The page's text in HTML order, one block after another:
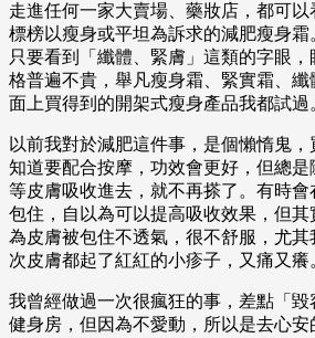
走進任何一家大賣場、藥妝店，都可
標榜以瘦身或平坦為訴求的減肥瘦身
只要看到「纖體、緊膚」這類的字眼
格普遍不貴，舉凡瘦身霜、緊實霜、
面上買得到的開架式瘦身產品我都試過
以前我對於減肥這件事，是個懶惰鬼
知道要配合按摩，功效會更好，但總是
等皮膚吸收進去，就不再搽了。有時
包住，自以為可以提高吸收效果，但其
為皮膚被包住不透氣，很不舒服，尤
次皮膚都起了紅紅的小疹子，又痛又癢
我曾經做過一次很瘋狂的事，差點「
健身房，但因為不愛動，所以是去心